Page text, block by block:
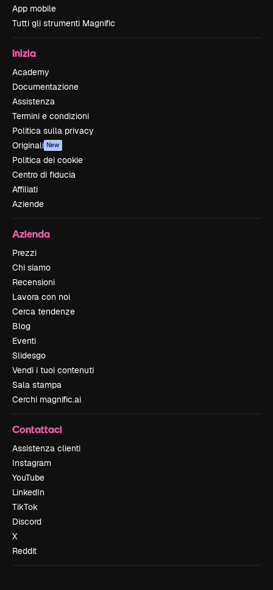
App mobile
Tutti gli strumenti Magnific
Inizia
Academy
Documentazione
Assistenza
Termini e condizioni
Politica sulla privacy
Originali New
Politica dei cookie
Centro di fiducia
Affiliati
Aziende
Azienda
Prezzi
Chi siamo
Recensioni
Lavora con noi
Cerca tendenze
Blog
Eventi
Slidesgo
Vendi i tuoi contenuti
Sala stampa
Cerchi magnific.ai
Contattaci
Assistenza clienti
Instagram
YouTube
LinkedIn
TikTok
Discord
X
Reddit